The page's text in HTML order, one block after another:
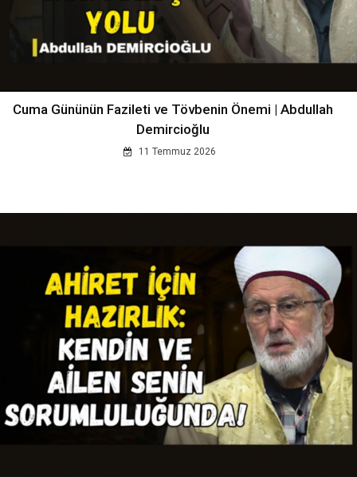
Cuma Gününün Fazileti ve Tövbenin Önemi | Abdullah
Demircioğlu
11 Temmuz 2026